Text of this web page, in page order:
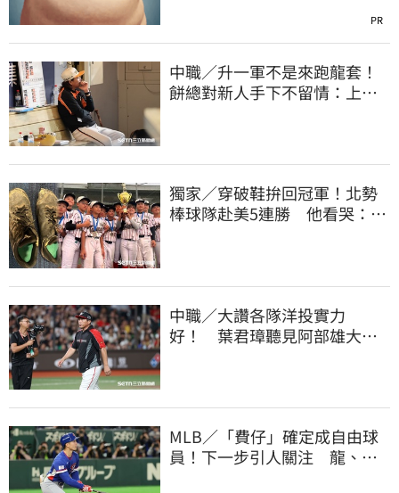
PR
中職／升一軍不是來跑龍套！
餅總對新人手下不留情：上來
獨家／穿破鞋拚回冠軍！北勢
棒球隊赴美5連勝 他看哭：台
中職／大讚各隊洋投實力
好！ 葉君璋聽見阿部雄大被
MLB／「費仔」確定成自由球
員！下一步引人關注 龍、獅